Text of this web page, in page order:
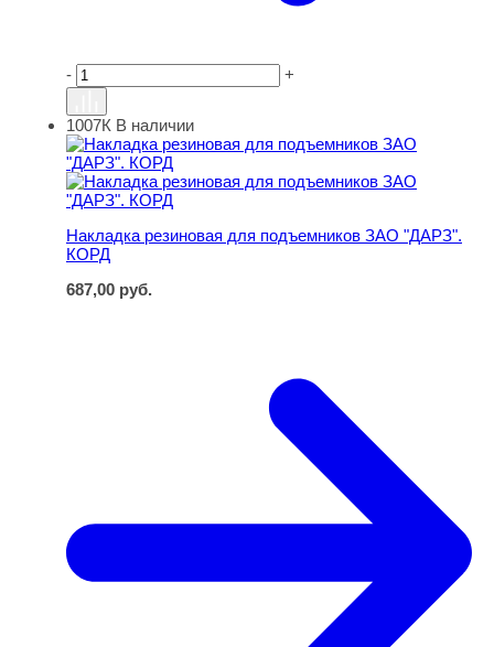
- +
Накладка резиновая для подъемников ЗАО "ДАРЗ".
1007К В наличии
Накладка резиновая для подъемников ЗАО "ДАРЗ".
КОРД
687,00 руб.